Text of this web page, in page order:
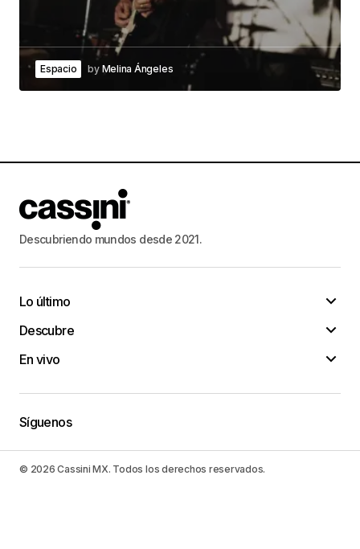
Espacio by Melina Ángeles
Descubriendo mundos desde 2021.
Lo último
Descubre
En vivo
Síguenos
© 2026 Cassini MX. Todos los derechos reservados.